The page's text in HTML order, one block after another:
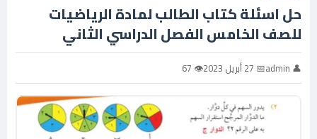
حل اسئلة كتاب الطالب لمادة الرياضيات
للصف الخامس الفصل الدراسي الثاني
👤 admin 📅 27 أبريل 2023 👁 67